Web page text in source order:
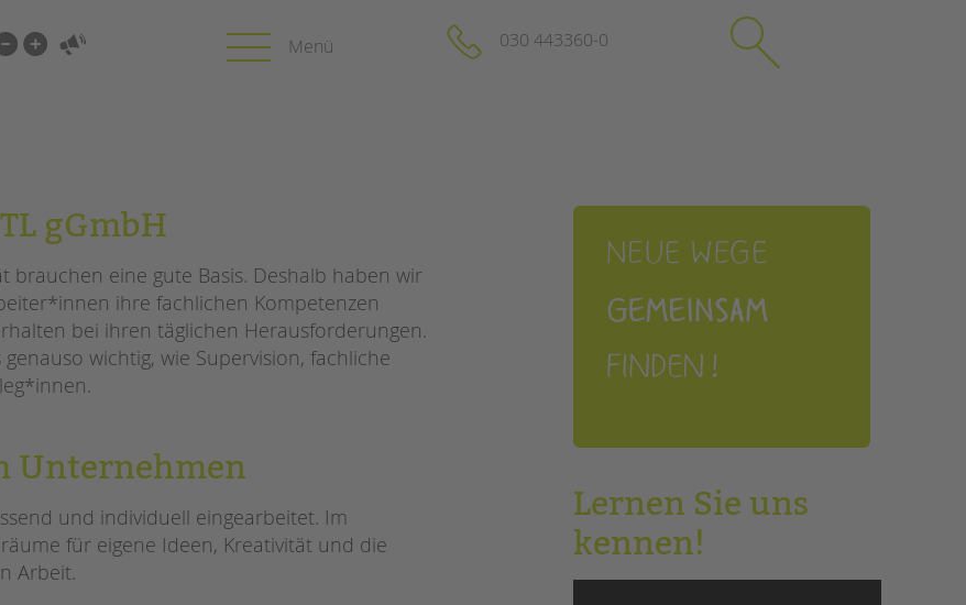
Kinder- und Jugendschutz
Unsere Videos
Gesellschafter VdK
schoolcoach BTL
tandem international
tandem als Arbeitgeberin
NEWS/BLOG
Impressum
Hinweisgebersystem
Intranet
schließen
030 443360-0
Suchen
gGmbH
eine gute Basis. Deshalb haben wir
ihre fachlichen Kompetenzen
bei ihren täglichen Herausforderungen.
wichtig, wie Supervision, fachliche
Unternehmen
und individuell eingearbeitet. Im
für eigene Ideen, Kreativität und die
Arbeit.
Lernen Sie uns
kennen!